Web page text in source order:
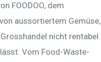
FOODOO, dem
aussortiertem Gemüse,
nicht rentabel
Vom Food-Waste-